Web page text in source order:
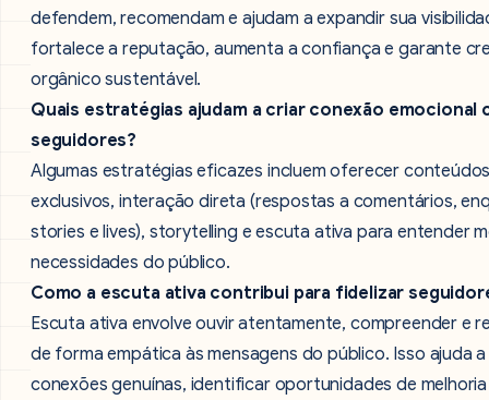
defendem, recomendam e ajudam a expandir sua
fortalece a reputação, aumenta a confiança e garante
orgânico sustentável.
Quais estratégias ajudam a criar conexão emocional
seguidores?
Algumas estratégias eficazes incluem oferecer
exclusivos, interação direta (respostas a comentários,
stories e lives), storytelling e escuta ativa para entender
necessidades do público.
Como a escuta ativa contribui para fidelizar
Escuta ativa envolve ouvir atentamente, compreender e
de forma empática às mensagens do público. Isso ajuda
conexões genuínas, identificar oportunidades de